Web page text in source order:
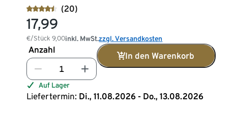
(20)
17,99
€/Stück9,00inkl. MwSt.zzgl. Versandkosten
Anzahl
In den Warenkorb
Auf Lager
Liefertermin: Di., 11.08.2026 - Do., 13.08.2026